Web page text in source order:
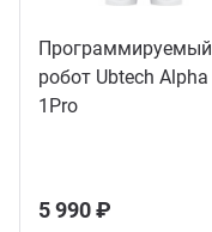
Программируемый
робот Ubtech Alpha
1Pro
5 990 ₽